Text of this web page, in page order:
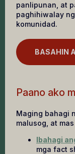
panlipunan, at
paghihiwalay
komunidad.
BASAHIN
Paano ako
Maging bahagi
malusog, at
Ibahagi
mga fact